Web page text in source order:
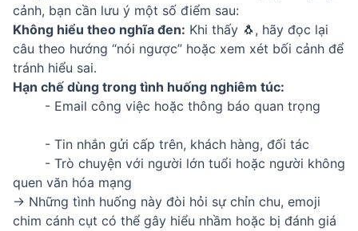
cảnh, bạn cần lưu ý một số điểm sau:
Không hiểu theo nghĩa đen: Khi thấy 🐧, hãy đọc lại
câu theo hướng “nói ngược” hoặc xem xét bối cảnh để
tránh hiểu sai.
Hạn chế dùng trong tình huống nghiêm túc:
- Email công việc hoặc thông báo quan trọng
- Tin nhắn gửi cấp trên, khách hàng, đối tác
- Trò chuyện với người lớn tuổi hoặc người không
quen văn hóa mạng
→ Những tình huống này đòi hỏi sự chỉn chu, emoji
chim cánh cụt có thể gây hiểu nhầm hoặc bị đánh giá